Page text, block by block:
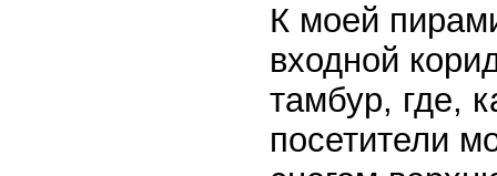
К моей
входной
тамбур, где,
посетители